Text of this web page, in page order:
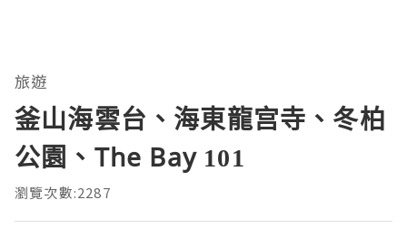
旅遊
釜山海雲台、海東龍宫寺、冬柏
公園、The Bay 101
瀏覽次數:2287